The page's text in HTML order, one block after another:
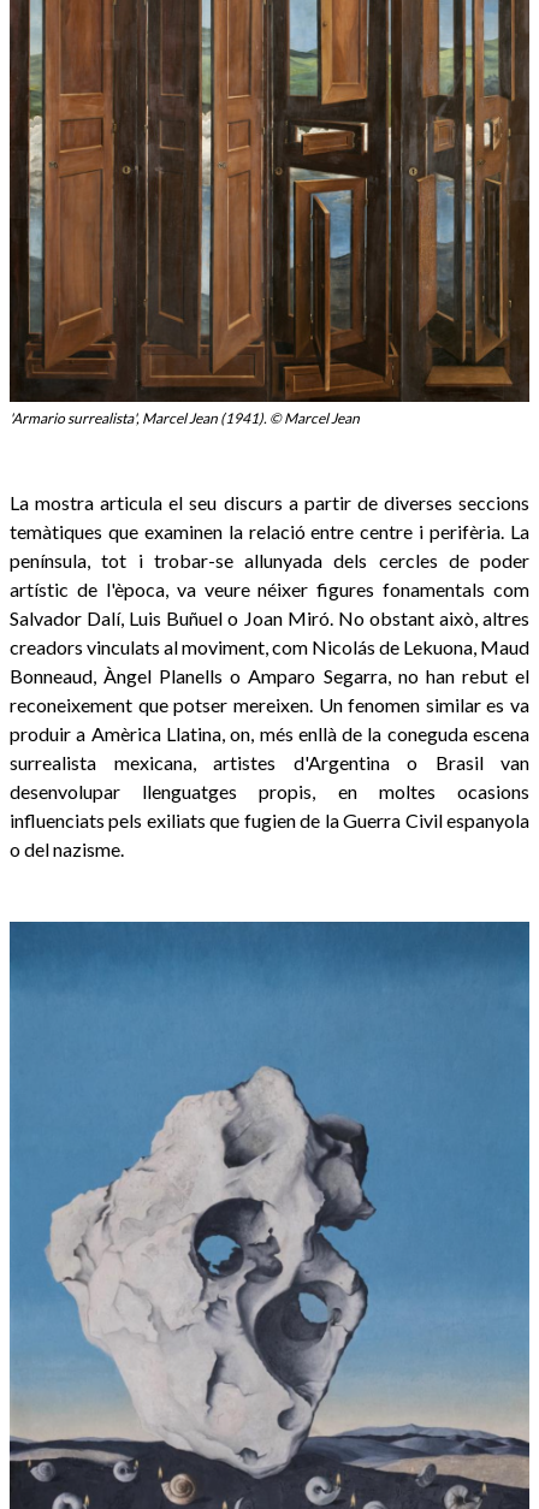
'Armario surrealista', Marcel Jean (1941). © Marcel Jean
La mostra articula el seu discurs a partir de diverses seccions
temàtiques que examinen la relació entre centre i perifèria. La
península, tot i trobar-se allunyada dels cercles de poder
artístic de l'època, va veure néixer figures fonamentals com
Salvador Dalí, Luis Buñuel o Joan Miró. No obstant això, altres
creadors vinculats al moviment, com Nicolás de Lekuona, Maud
Bonneaud, Àngel Planells o Amparo Segarra, no han rebut el
reconeixement que potser mereixen. Un fenomen similar es va
produir a Amèrica Llatina, on, més enllà de la coneguda escena
surrealista mexicana, artistes d'Argentina o Brasil van
desenvolupar llenguatges propis, en moltes ocasions
influenciats pels exiliats que fugien de la Guerra Civil espanyola
o del nazisme.